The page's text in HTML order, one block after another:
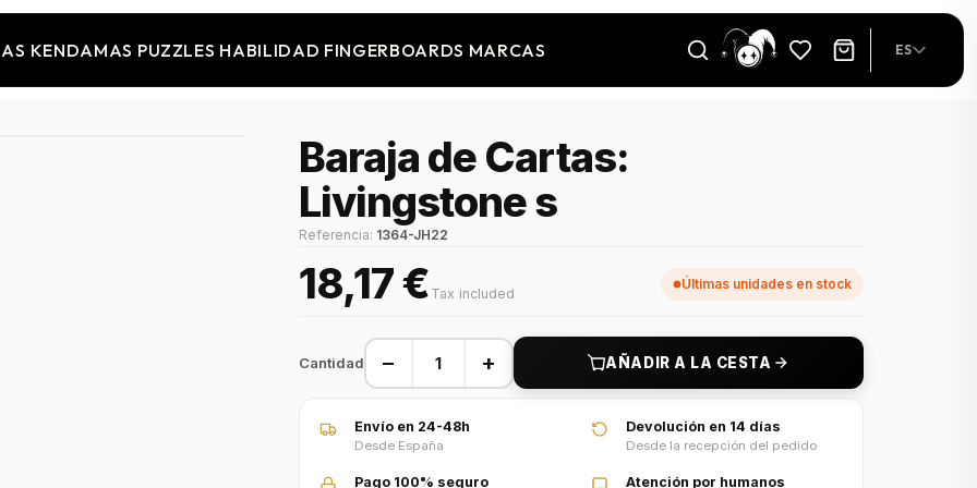
KENDAMAS PUZZLES HABILIDAD FINGERBOARDS MARCAS ES
Baraja de Cartas:
Livingstone s
Referencia: 1364-JH22
18,17 € Tax included
Últimas unidades en stock
Cantidad − + AÑADIR A LA CESTA
Envío en 24-48h
Desde España
Devolución en 14 días
Desde la recepción del pedido
Pago 100% seguro Atención por humanos